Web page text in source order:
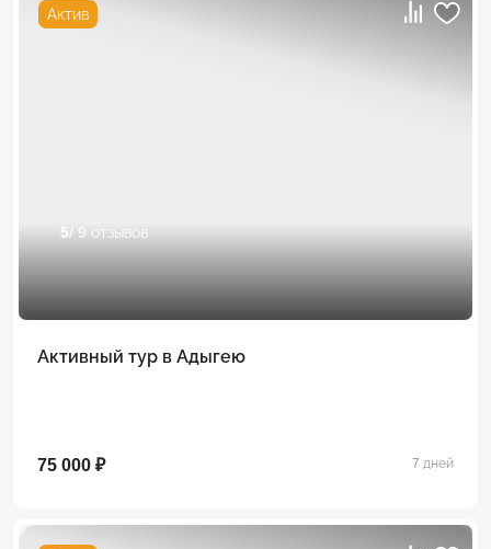
Актив
5/ 9 отзывов
Активный тур в Адыгею
75 000 ₽ 7 дней